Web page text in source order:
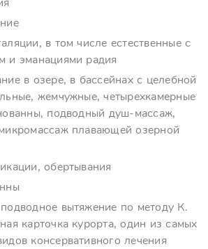
в том числе естественные с
и эманациями радия
в озере, в бассейнах с целебной
жемчужные, четырехкамерные
подводный душ-массаж,
плавающей озерной
обертывания
вытяжение по методу К.
карточка курорта, один из самых
консервативного лечения